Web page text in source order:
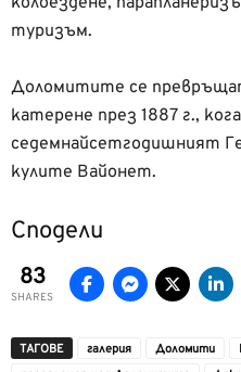
туризъм.
Доломитите се
катерене през 1887 г.,
седемнайсетгодишният
кулите Вайонет.
Сподели
83
SHARES
ТАГОВЕ галерия Доломити